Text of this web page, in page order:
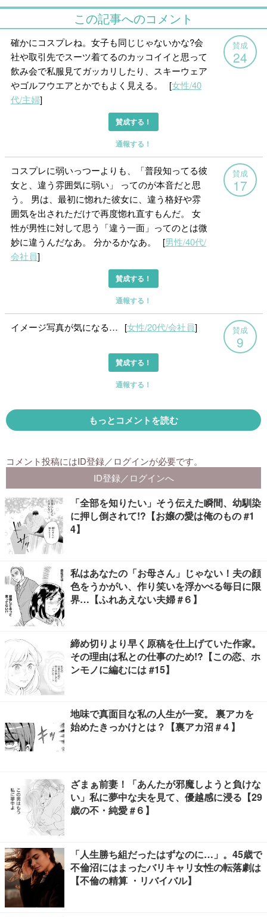
「全部を知りたい」そう伝えた瞬間、幼馴染
に押し倒されて!?【お嬢の愛は俺のもの #1
4】
私はあなたの「お母さん」じゃない！夫の顔
色をうかがい、作り笑いを浮かべる毎日に限
界…【ふれあえない夫婦 #６】
締め切りより早く原稿を仕上げていた作家。
その理由は私との仕事のため!?【この恋、ホ
ンモノに編むには #15】
地味で真面目な私の人生が一変。 裏アカを
始めたきっかけとは？【裏アカ沼 #４】
ざまぁ前妻！「あんたが邪魔しようと負けな
い」私に夢中な夫を見て、優越感に浸る【29
歳の不・純愛 #６】
「人生勝ち組だったはずなのに…」。45歳で
不倫沼にはまったバリキャリ女性の転落劇は
【不倫の精算 ・リバイバル】